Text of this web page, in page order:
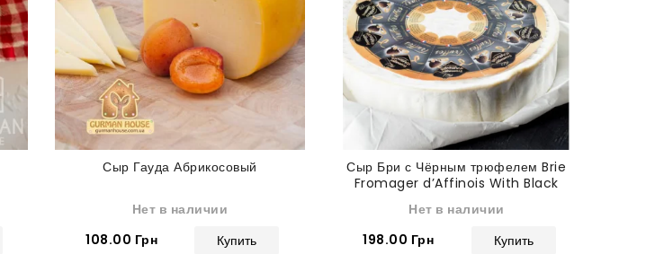
Сыр Гауда Абрикосовый
Нет в наличии
108.00 Грн
Купить
Сыр Бри с Чёрным трюфелем Brie
Fromager d’Affinois With Black
Нет в наличии
198.00 Грн
Купить